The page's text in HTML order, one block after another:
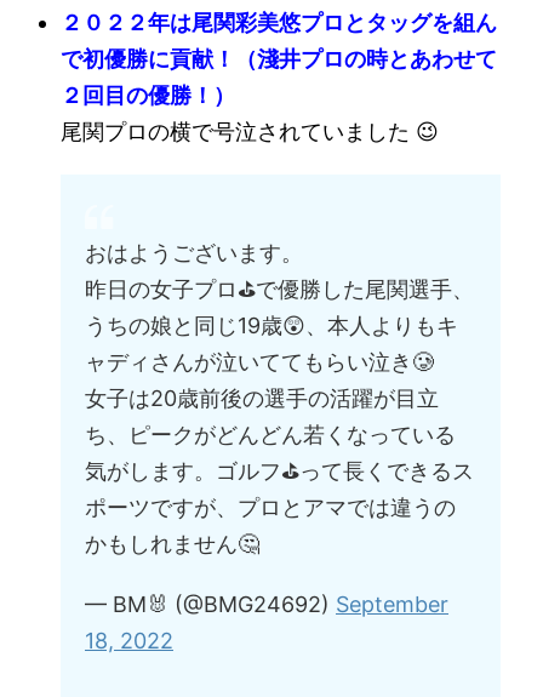
２０２２年は尾関彩美悠プロとタッグを組ん
で初優勝に貢献！（淺井プロの時とあわせて
２回目の優勝！）
尾関プロの横で号泣されていました 😉
おはようございます。
昨日の女子プロ⛳で優勝した尾関選手、
うちの娘と同じ19歳😲、本人よりもキ
ャディさんが泣いててもらい泣き🥲
女子は20歳前後の選手の活躍が目立
ち、ピークがどんどん若くなっている
気がします。ゴルフ⛳って長くできるス
ポーツですが、プロとアマでは違うの
かもしれません🤔
— BM🐰 (@BMG24692) September
18, 2022